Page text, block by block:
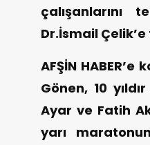
çalışanlarını
Dr.İsmail
AFŞİN
Gönen, 10
Ayar ve Fatih
yarı